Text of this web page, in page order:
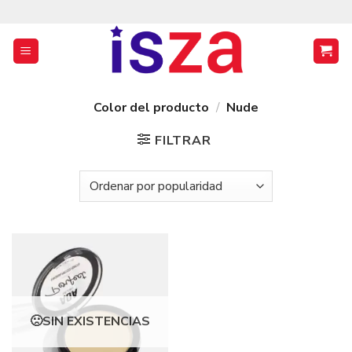
contenido
Color del producto / Nude
FILTRAR
SIN EXISTENCIAS